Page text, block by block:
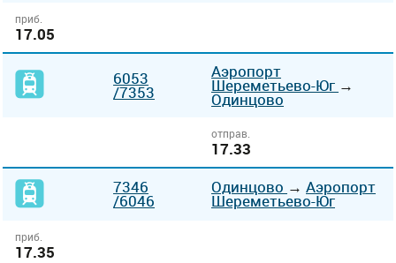
приб.
17.05
6053
/7353
Аэропорт
Шереметьево-Юг →
Одинцово
отправ.
17.33
7346
/6046
Одинцово → Аэропорт
Шереметьево-Юг
приб.
17.35